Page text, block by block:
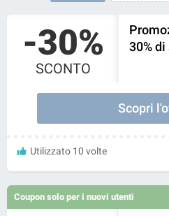
-30%
SCONTO
30%
Scopri
Utilizzato 10 volte
Coupon solo per i nuovi utenti